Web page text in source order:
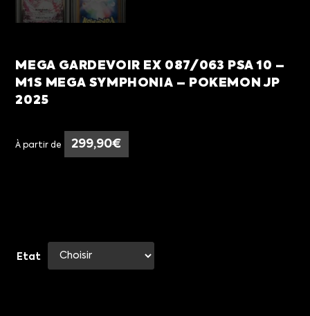
MEGA GARDEVOIR EX 087/063 PSA 10 –
M1S MEGA SYMPHONIA – POKEMON JP
2025
À partir de 299,90€
Etat